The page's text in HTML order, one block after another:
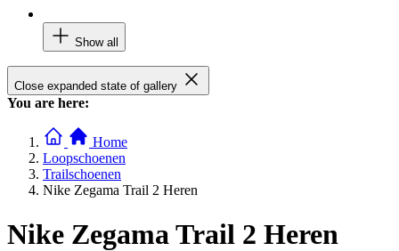
Show all
Close expanded state of gallery
You are here:
Home
Loopschoenen
Trailschoenen
Nike Zegama Trail 2 Heren
Nike Zegama Trail 2 Heren